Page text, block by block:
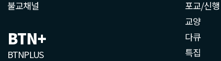
불교채널
BTN+
BTNPLUS
포교/신행
교양
다큐
특집